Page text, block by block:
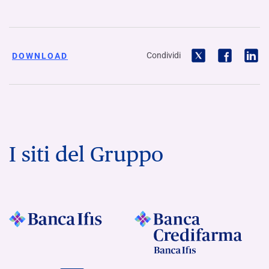
DOWNLOAD Condividi
I siti del Gruppo